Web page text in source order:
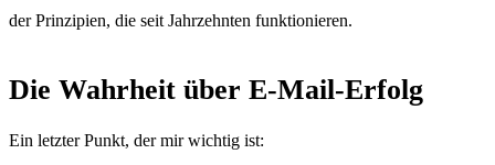
der Prinzipien, die seit Jahrzehnten funktionieren.
Die Wahrheit über E-Mail-Erfolg
Ein letzter Punkt, der mir wichtig ist: